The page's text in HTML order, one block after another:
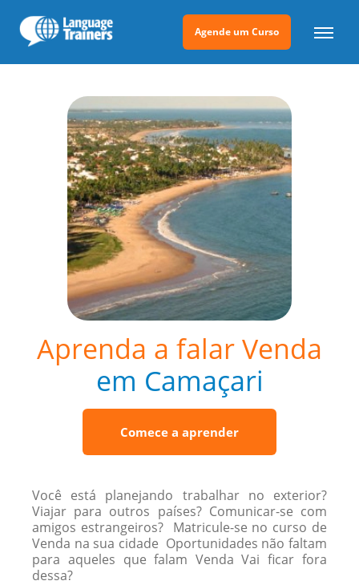
Agende um Curso
Aprenda a falar Venda
em Camaçari
Comece a aprender
Você está planejando trabalhar no exterior?
Viajar para outros países? Comunicar-se com
amigos estrangeiros? Matricule-se no curso de
Venda na sua cidade Oportunidades não faltam
para aqueles que falam Venda Vai ficar fora
dessa?